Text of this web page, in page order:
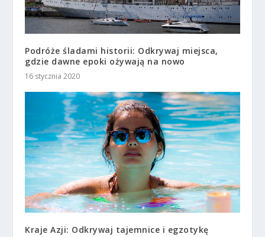
Podróże śladami historii: Odkrywaj miejsca,
gdzie dawne epoki ożywają na nowo
16 stycznia 2020
Kraje Azji: Odkrywaj tajemnice i egzotykę